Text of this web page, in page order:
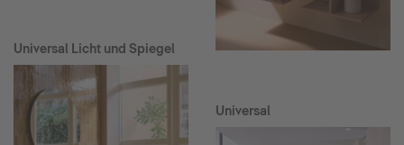
Universal Licht und Spiegel
Universal